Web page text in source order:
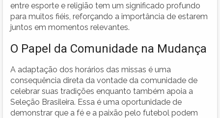
entre esporte e religião tem um significado profundo
para muitos fiéis, reforçando a importância de estarem
juntos em momentos relevantes.
O Papel da Comunidade na Mudança
A adaptação dos horários das missas é uma
consequência direta da vontade da comunidade de
celebrar suas tradições enquanto também apoia a
Seleção Brasileira. Essa é uma oportunidade de
demonstrar que a fé e a paixão pelo futebol podem